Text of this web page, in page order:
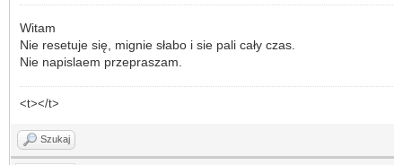
Witam
Nie resetuje się, mignie słabo i sie pali cały czas.
Nie napislaem przepraszam.
<t></t>
Szukaj